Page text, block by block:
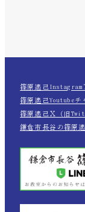
篠原遙己
篠原遙己Youtubeチ
篠原遙己Ｘ（旧
鎌倉市長谷の篠原